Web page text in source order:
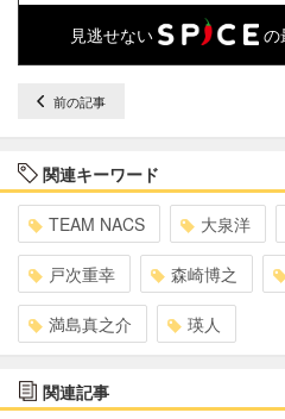
見逃せない の
前の記事
関連キーワード
TEAM NACS 大泉洋
戸次重幸 森崎博之
満島真之介 瑛人
関連記事